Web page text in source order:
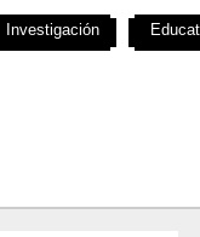
Investigación